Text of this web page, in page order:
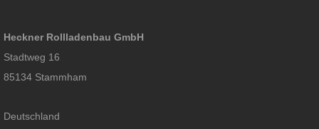
Heckner Rollladenbau GmbH
Stadtweg 16
85134 Stammham
Deutschland